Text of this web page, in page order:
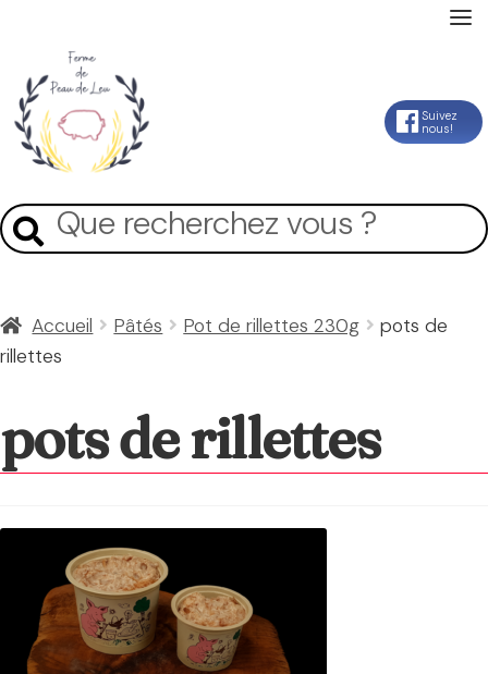
Aller
navigation
Aller
Suivez
nous!
Mon Compte
Recherche
pour :
Recherche
Accueil Pâtés Pot de rillettes 230g
pots de
rillettes
pots de rillettes